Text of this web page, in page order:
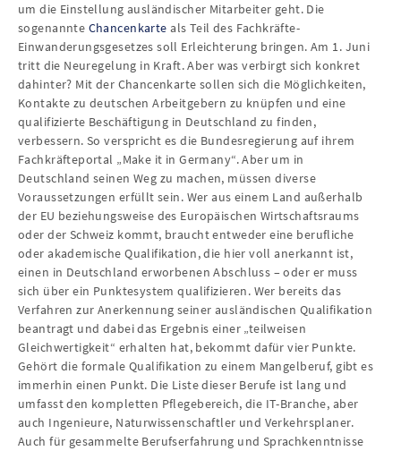
um die Einstellung ausländischer Mitarbeiter geht. Die
sogenannte Chancenkarte als Teil des Fachkräfte-
Einwanderungsgesetzes soll Erleichterung bringen. Am 1. Juni
tritt die Neuregelung in Kraft. Aber was verbirgt sich konkret
dahinter? Mit der Chancenkarte sollen sich die Möglichkeiten,
Kontakte zu deutschen Arbeitgebern zu knüpfen und eine
qualifizierte Beschäftigung in Deutschland zu finden,
verbessern. So verspricht es die Bundesregierung auf ihrem
Fachkräfteportal „Make it in Germany“. Aber um in
Deutschland seinen Weg zu machen, müssen diverse
Voraussetzungen erfüllt sein. Wer aus einem Land außerhalb
der EU beziehungsweise des Europäischen Wirtschaftsraums
oder der Schweiz kommt, braucht entweder eine berufliche
oder akademische Qualifikation, die hier voll anerkannt ist,
einen in Deutschland erworbenen Abschluss – oder er muss
sich über ein Punktesystem qualifizieren. Wer bereits das
Verfahren zur Anerkennung seiner ausländischen Qualifikation
beantragt und dabei das Ergebnis einer „teilweisen
Gleichwertigkeit“ erhalten hat, bekommt dafür vier Punkte.
Gehört die formale Qualifikation zu einem Mangelberuf, gibt es
immerhin einen Punkt. Die Liste dieser Berufe ist lang und
umfasst den kompletten Pflegebereich, die IT-Branche, aber
auch Ingenieure, Naturwissenschaftler und Verkehrsplaner.
Auch für gesammelte Berufserfahrung und Sprachkenntnisse